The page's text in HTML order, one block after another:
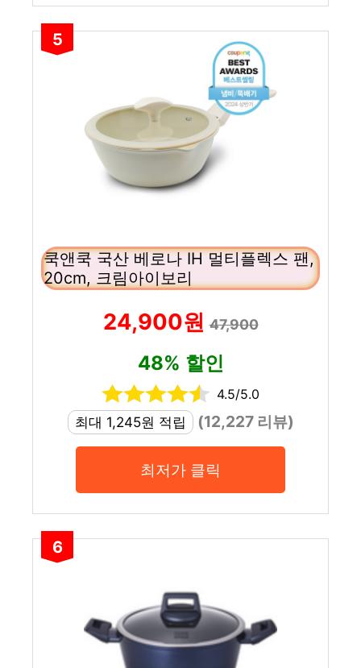
5
쿡앤쿡 국산 베로나 IH 멀티플렉스 팬,
20cm, 크림아이보리
24,900원47,900
48% 할인
4.5/5.0
최대 1,245원 적립
(12,227 리뷰)
최저가 클릭
6